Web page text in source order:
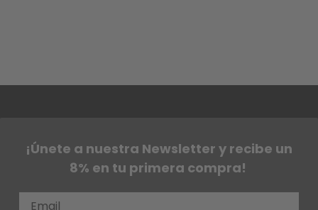
¡Únete a nuestra Newsletter y recibe un
8% en tu primera compra!